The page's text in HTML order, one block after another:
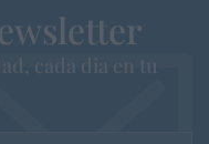
cada dia en tu